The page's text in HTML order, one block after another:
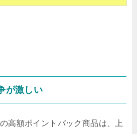
が激しい
高額ポイントバック商品は、上